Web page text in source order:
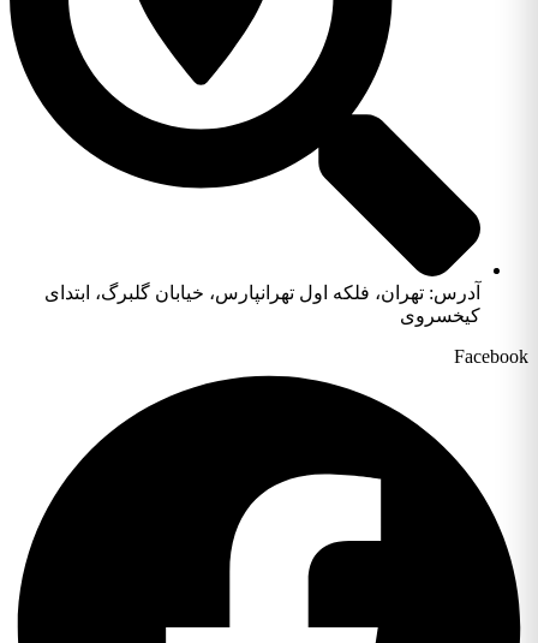
آدرس: تهران، فلکه اول تهرانپارس، خیابان گلبرگ، ابتدای
کیخسروی
Facebook